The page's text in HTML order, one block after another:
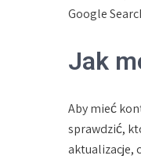
Google
Jak
Aby mieć
sprawdzić,
aktualizacje,